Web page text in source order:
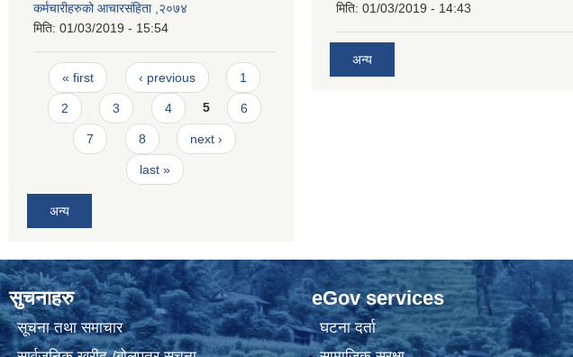
कर्मचारीहरुको आचारसंहिता ,२०७४
मिति: 01/03/2019 - 15:54
Pages
« first ‹ previous 1
2 3 4 5 6
7 8 next ›
last »
अन्य
मिति: 01/03/2019 - 14:43
अन्य
सुचनाहरु
सूचना तथा समाचार
eGov services
घटना दर्ता